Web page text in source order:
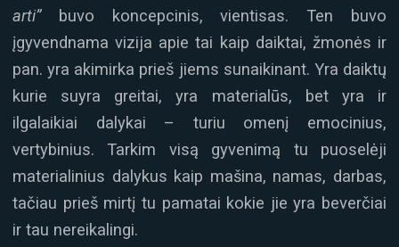
arti”buvo koncepcinis, vientisas. Ten buvo
įgyvendnama vizija apie tai kaip daiktai, žmonės ir
pan. yra akimirka prieš jiems sunaikinant. Yra daiktų
kurie suyra greitai, yra materialūs, bet yra ir
ilgalaikiai dalykai – turiu omenį emocinius,
vertybinius. Tarkim visą gyvenimą tu puoselėji
materialinius dalykus kaip mašina, namas, darbas,
tačiau prieš mirtį tu pamatai kokie jie yra beverčiai
ir tau nereikalingi.